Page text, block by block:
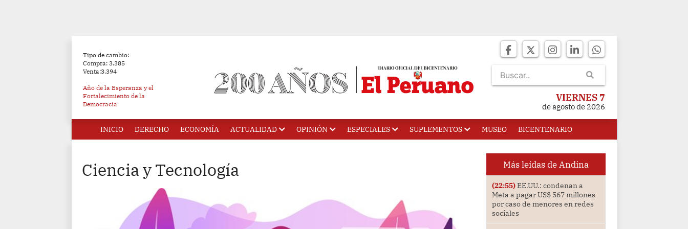
Tipo de cambio:
Compra: 3.385
Venta:3.394
Año de la Esperanza y el
Fortalecimiento de la
Democracia
VIERNES 7
de agosto de 2026
INICIO DERECHO ECONOMÍA ACTUALIDAD OPINIÓN ESPECIALES SUPLEMENTOS MUSEO BICENTENARIO
Ciencia y Tecnología Más leídas de Andina
(22:55)EE.UU.: condenan a
Meta a pagar US$ 567 millones
por caso de menores en redes
sociales